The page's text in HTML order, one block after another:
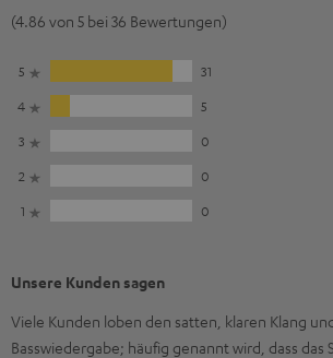
(4.86 von 5 bei 36 Bewertungen)
5
31
4
5
3
0
2
0
1
0
Unsere Kunden sagen
Viele Kunden loben den satten, klaren Klang
Basswiedergabe; häufig genannt wird, dass das